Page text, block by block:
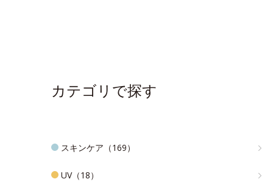
カテゴリで探す
スキンケア（169）
UV（18）